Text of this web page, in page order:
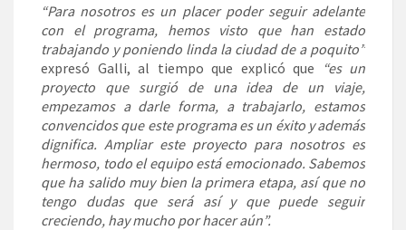
“Para nosotros es un placer poder seguir adelante
con el programa, hemos visto que han estado
trabajando y poniendo linda la ciudad de a poquito”
expresó Galli, al tiempo que explicó que
“es un
proyecto que surgió de una idea de un viaje,
empezamos a darle forma, a trabajarlo, estamos
convencidos que este programa es un éxito y además
dignifica. Ampliar este proyecto para nosotros es
hermoso, todo el equipo está emocionado. Sabemos
que ha salido muy bien la primera etapa, así que no
tengo dudas que será así y que puede seguir
creciendo, hay mucho por hacer aún”.